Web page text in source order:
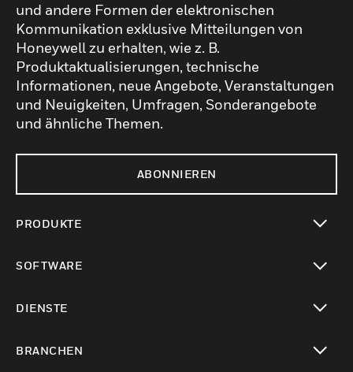
und andere Formen der elektronischen
Kommunikation exklusive Mitteilungen von
Honeywell zu erhalten, wie z. B.
Produktaktualisierungen, technische
Informationen, neue Angebote, Veranstaltungen
und Neuigkeiten, Umfragen, Sonderangebote
und ähnliche Themen.
ABONNIEREN
PRODUKTE
SOFTWARE
DIENSTE
BRANCHEN